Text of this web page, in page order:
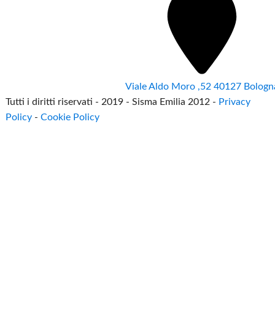
Viale Aldo Moro ,52 40127
Tutti i diritti riservati - 2019 - Sisma Emilia 2012 - Privacy
Policy -Cookie Policy